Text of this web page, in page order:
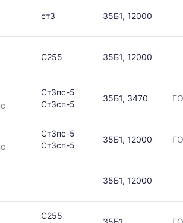
ст3 35Б1, 12000
С255 35Б1, 12000
Ст3пс-5
Ст3сп-5
35Б1, 3470
Ст3пс-5
Ст3сп-5
35Б1, 12000
35Б1, 12000
С255